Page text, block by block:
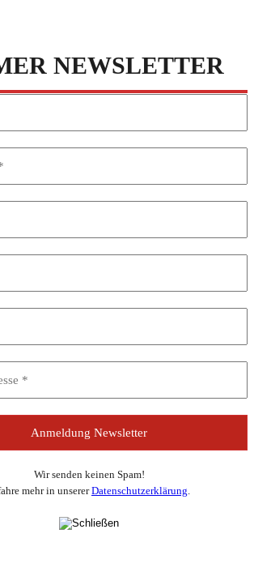
NEWSLETTER
Wir senden keinen Spam!
mehr in unsererDatenschutzerklärung.